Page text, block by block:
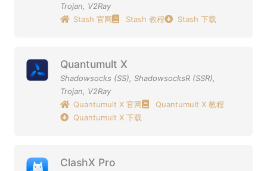
Trojan, V2Ray
Stash 官网
Stash 教程 Stash 下载
Quantumult X
Shadowsocks (SS), ShadowsocksR (SSR),
Trojan, V2Ray
Quantumult X 官网
Quantumult X 教程
Quantumult X 下载
ClashX Pro